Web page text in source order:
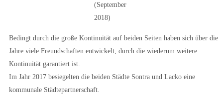
(September
2018)
Bedingt durch die große Kontinuität auf beiden Seiten haben sich über die
Jahre viele Freundschaften entwickelt, durch die wiederum weitere
Kontinuität garantiert ist.
Im Jahr 2017 besiegelten die beiden Städte Sontra und Lacko eine
kommunale Städtepartnerschaft.